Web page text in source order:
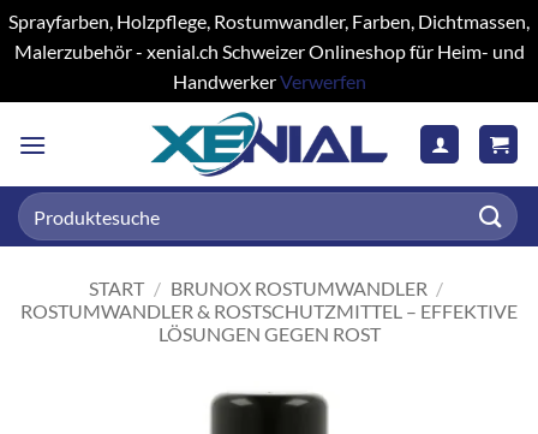
Sprayfarben, Holzpflege, Rostumwandler, Farben, Dichtmassen,
Malerzubehör - xenial.ch Schweizer Onlineshop für Heim- und
HandwerkerVerwerfen
Inhalt
Suchen
nach:
START / BRUNOX ROSTUMWANDLER /
ROSTUMWANDLER & ROSTSCHUTZMITTEL – EFFEKTIVE
LÖSUNGEN GEGEN ROST